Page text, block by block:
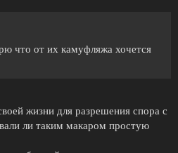
что от их камуфляжа хочется
жизни для разрешения спора с
ли таким макаром простую